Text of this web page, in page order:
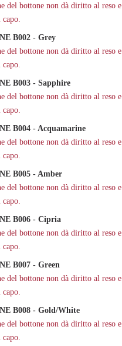
del bottone non dà diritto al reso e
capo.
B002 - Grey
del bottone non dà diritto al reso e
capo.
B003 - Sapphire
del bottone non dà diritto al reso e
capo.
B004 - Acquamarine
del bottone non dà diritto al reso e
capo.
B005 - Amber
del bottone non dà diritto al reso e
capo.
B006 - Cipria
del bottone non dà diritto al reso e
capo.
B007 - Green
del bottone non dà diritto al reso e
capo.
B008 - Gold/White
del bottone non dà diritto al reso e
capo.